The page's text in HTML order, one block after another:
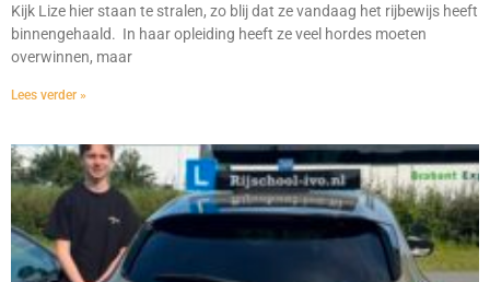
Kijk Lize hier staan te stralen, zo blij dat ze vandaag het rijbewijs heeft
binnengehaald. In haar opleiding heeft ze veel hordes moeten
overwinnen, maar
Lees verder »